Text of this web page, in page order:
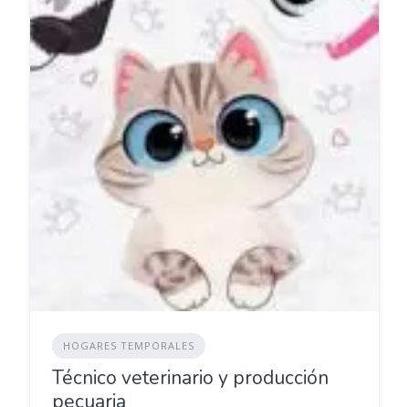
HOGARES TEMPORALES
Técnico veterinario y producción
pecuaria